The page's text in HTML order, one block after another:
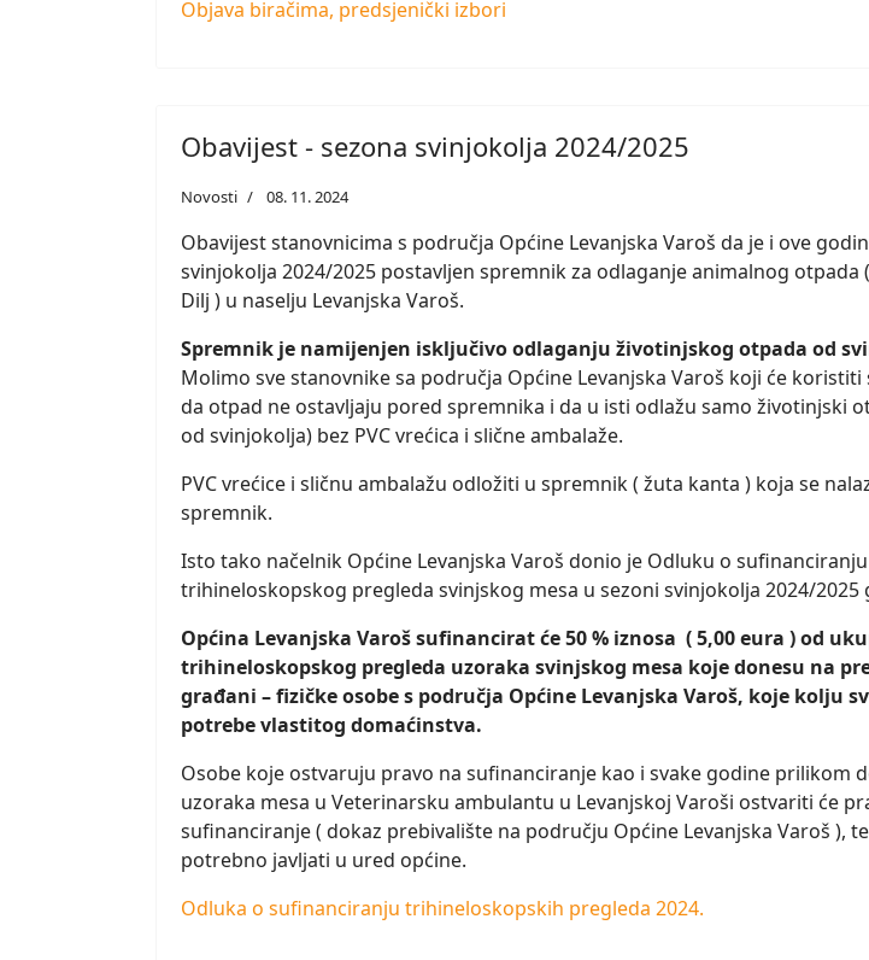
Objava biračima, predsjenički izbori
Obavijest - sezona svinjokolja 2024/2025
Novosti 08. 11. 2024
Obavijest stanovnicima s područja Općine Levanjska Varoš da je i ove
svinjokolja 2024/2025 postavljen spremnik za odlaganje animalnog otpada
Dilj ) u naselju Levanjska Varoš.
Spremnik je namijenjen isključivo odlaganju životinjskog otpada od
Molimo sve stanovnike sa područja Općine Levanjska Varoš koji će koristiti
da otpad ne ostavljaju pored spremnika i da u isti odlažu samo životinjski
od svinjokolja) bez PVC vrećica i slične ambalaže.
PVC vrećice i sličnu ambalažu odložiti u spremnik ( žuta kanta ) koja se
spremnik.
Isto tako načelnik Općine Levanjska Varoš donio je Odluku o
trihineloskopskog pregleda svinjskog mesa u sezoni svinjokolja 2024/2025
Općina Levanjska Varoš sufinancirat će 50 % iznosa ( 5,00 eura ) od
trihineloskopskog pregleda uzoraka svinjskog mesa koje donesu na
građani – fizičke osobe s područja Općine Levanjska Varoš, koje kolju
potrebe vlastitog domaćinstva.
Osobe koje ostvaruju pravo na sufinanciranje kao i svake godine prilikom
uzoraka mesa u Veterinarsku ambulantu u Levanjskoj Varoši ostvariti će
sufinanciranje ( dokaz prebivalište na području Općine Levanjska Varoš ),
potrebno javljati u ured općine.
Odluka o sufinanciranju trihineloskopskih pregleda 2024.